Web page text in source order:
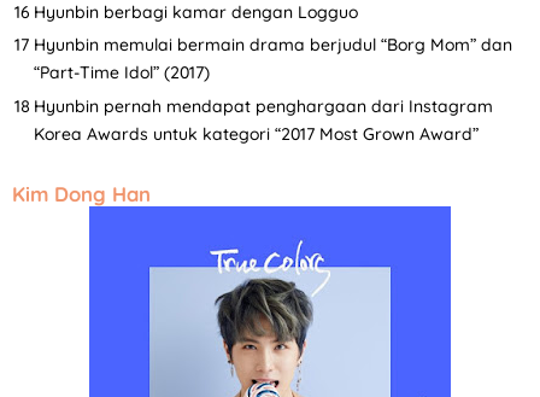
Hyunbin berbagi kamar dengan Logguo
Hyunbin memulai bermain drama berjudul “Borg Mom” dan
“Part-Time Idol” (2017)
Hyunbin pernah mendapat penghargaan dari Instagram
Korea Awards untuk kategori “2017 Most Grown Award”
Kim Dong Han